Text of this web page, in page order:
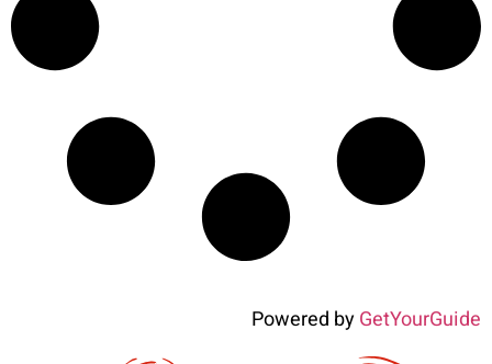
Powered byGetYourGuide